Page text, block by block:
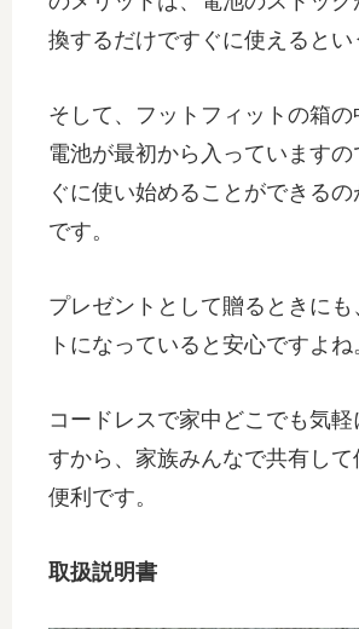
換するだけですぐに使えるとい
そして、フットフィットの箱
電池が最初から入っています
ぐに使い始めることができる
です。
プレゼントとして贈るときにも
トになっていると安心ですよね
コードレスで家中どこでも気軽
すから、家族みんなで共有して
便利です。
取扱説明書